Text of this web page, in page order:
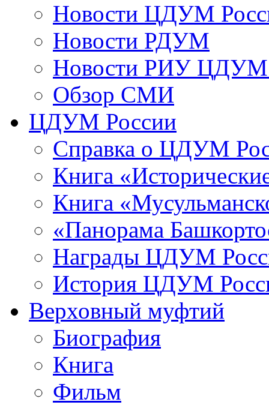
Новости ЦДУМ
Новости РДУМ
Новости РИУ ЦДУМ
Обзор СМИ
ЦДУМ России
Справка о ЦДУМ
Книга
Книга
«Панорама
Награды ЦДУМ
История ЦДУМ
Верховный муфтий
Биография
Книга
Фильм